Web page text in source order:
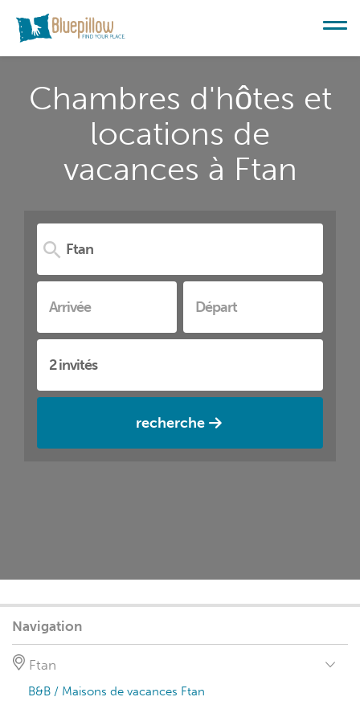
Chambres d'hôtes et
locations de
vacances à Ftan
recherche
Navigation
Ftan
B&B / Maisons de vacances Ftan